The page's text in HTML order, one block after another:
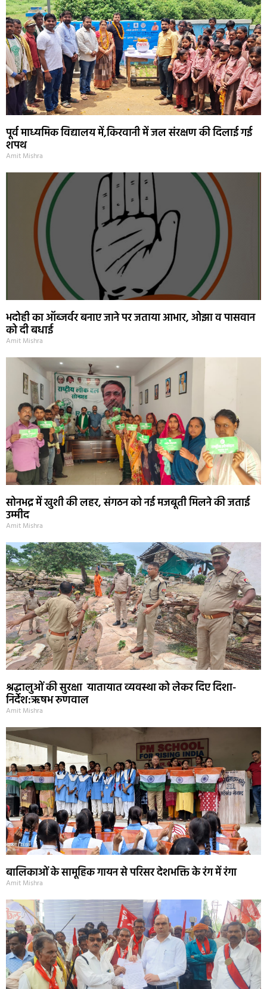
पूर्व माध्यमिक विद्यालय में,किरवानी में जल संरक्षण की दिलाई गई
शपथ
Amit Mishra
भदोही का ऑब्जर्वर बनाए जाने पर जताया आभार, ओझा व पासवान
को दी बधाई
Amit Mishra
सोनभद्र में खुशी की लहर, संगठन को नई मजबूती मिलने की जताई
उम्मीद
Amit Mishra
श्रद्धालुओं की सुरक्षा यातायात व्यवस्था को लेकर दिए दिशा-
निर्देश:ऋषभ रुणवाल
Amit Mishra
बालिकाओं के सामूहिक गायन से परिसर देशभक्ति के रंग में रंगा
Amit Mishra